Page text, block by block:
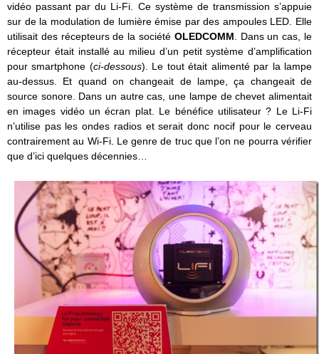
vidéo passant par du Li-Fi. Ce système de transmission s’appuie
sur de la modulation de lumière émise par des ampoules LED. Elle
utilisait des récepteurs de la société OLEDCOMM . Dans un cas, le
récepteur était installé au milieu d’un petit système d’amplification
pour smartphone (ci-dessous). Le tout était alimenté par la lampe
au-dessus. Et quand on changeait de lampe, ça changeait de
source sonore. Dans un autre cas, une lampe de chevet alimentait
en images vidéo un écran plat. Le bénéfice utilisateur ? Le Li-Fi
n’utilise pas les ondes radios et serait donc nocif pour le cerveau
contrairement au Wi-Fi. Le genre de truc que l’on ne pourra vérifier
que d’ici quelques décennies…